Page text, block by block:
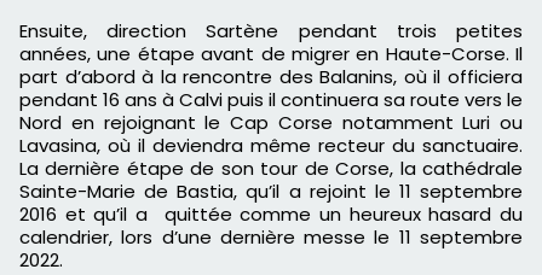
Ensuite,direction Sartène pendant trois petites
années, une étapeavant de migreren Haute-Corse. Il
part d’abord à la rencontre desBalanins, où il officiera
pendant 16 ans à Calvi puis il continuera sa route vers le
Nord en rejoignant le Cap Corse notammentLuri ou
Lavasina, où il deviendra même recteur du sanctuaire.
La dernière étape de son tour deCorse, la cathédrale
Sainte-Marie de Bastia, qu’il a rejoint le 11 septembre
2016 et qu’il a quittée comme un heureux hasard du
calendrier, lors d’une dernière messe le 11 septembre
2022.